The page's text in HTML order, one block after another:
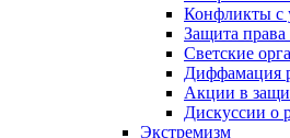
Конфликты с
Защита права
Светские
Диффамация
Акции в
Дискуссии о
Экстремизм